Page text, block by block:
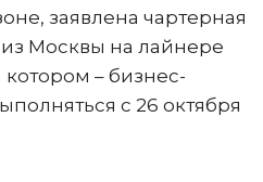
заявлена чартерная
Москвы на лайнере
котором – бизнес-
с 26 октября